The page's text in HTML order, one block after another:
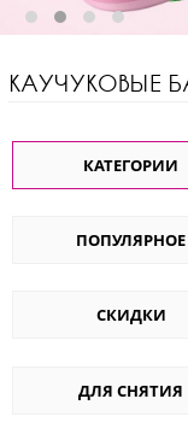
КАУЧУКОВЫЕ
КАТЕГОРИИ
ПОПУЛЯРНОЕ
СКИДКИ
ДЛЯ СНЯТИЯ